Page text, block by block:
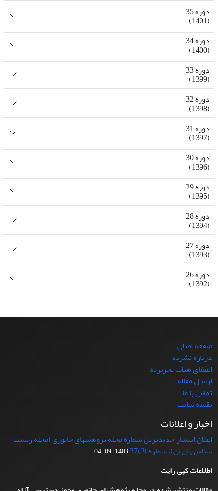
دوره 35
(1401)
دوره 34
(1400)
دوره 33
(1399)
دوره 32
(1398)
دوره 31
(1397)
دوره 30
(1396)
دوره 29
(1395)
دوره 28
(1394)
دوره 27
(1393)
دوره 26
(1392)
صفحه اصلی
درباره نشریه
اعضای هیات تحریریه
ارسال مقاله
تماس با ما
نقشه سایت
اخبار و اعلانات
اعلان انتشار جدیدترین شماره مجله پژوهشهای جانوری (مجله زیست
شناسی ایران)، شماره (3)37
1403-09-04
اطلاعات کپی رایت